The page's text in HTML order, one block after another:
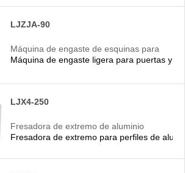
LJZJA-90
Máquina de engaste de esquinas para
perfiles de aluminio
Máquina de engaste ligera para puertas y
LJX4-250
Fresadora de extremo de aluminio
Fresadora de extremo para perfiles de